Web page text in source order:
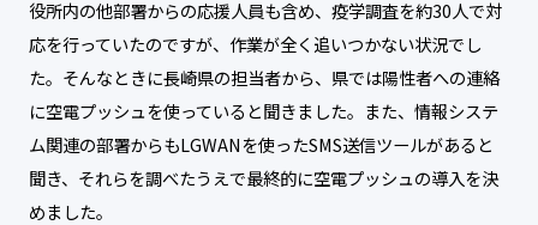
役所内の他部署からの応援人員も含め、疫学調査を約30人で対
応を行っていたのですが、作業が全く追いつかない状況でし
た。そんなときに長崎県の担当者から、県では陽性者への連絡
に空電プッシュを使っていると聞きました。また、情報システ
ム関連の部署からもLGWANを使ったSMS送信ツールがあると
聞き、それらを調べたうえで最終的に空電プッシュの導入を決
めました。